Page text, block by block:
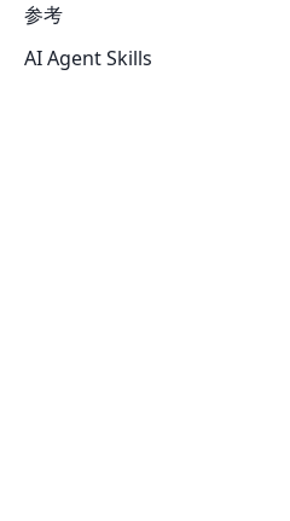
参考
AI Agent Skills